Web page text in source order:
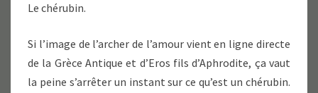
Le chérubin.
Si l’image de l’archer de l’amour vient en ligne directe
de la Grèce Antique et d’Eros fils d’Aphrodite, ça vaut
la peine s’arrêter un instant sur ce qu’est un chérubin.